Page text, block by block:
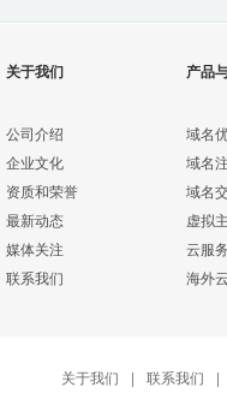
关于我们
公司介绍
企业文化
资质和荣誉
最新动态
媒体关注
联系我们
产品
域名
域名
域名
虚拟
云服
海外
关于我们 | 联系我们 |